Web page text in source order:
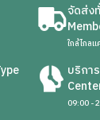
จัดส่ง
ใกล้ไกล
บริกา
09:00 -